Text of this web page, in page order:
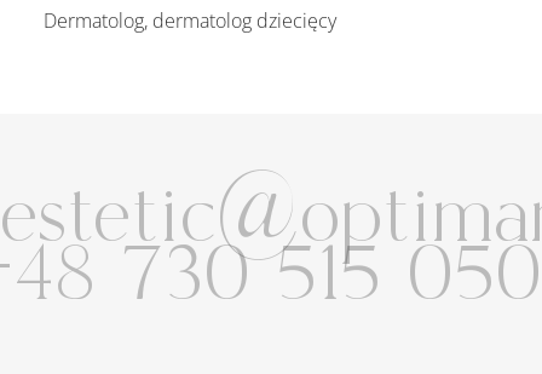
Dermatolog, dermatolog dziecięcy
730 515 050